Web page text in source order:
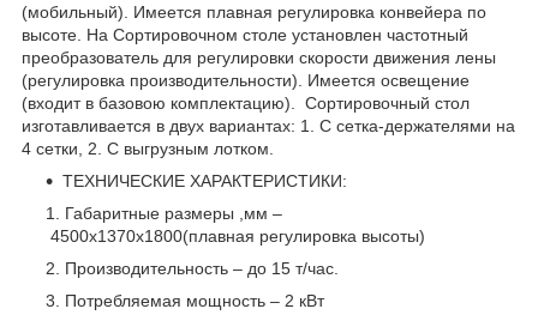
(мобильный). Имеется плавная регулировка конвейера по
высоте. На Сортировочном столе установлен частотный
преобразователь для регулировки скорости движения лены
(регулировка производительности). Имеется освещение
(входит в базовою комплектацию). Сортировочный стол
изготавливается в двух вариантах: 1. С сетка-держателями на
4 сетки, 2. С выгрузным лотком.
ТЕХНИЧЕСКИЕ ХАРАКТЕРИСТИКИ:
Габаритные размеры ,мм –
4500х1370х1800(плавная регулировка высоты)
Производительность – до 15 т/час.
Потребляемая мощность – 2 кВт